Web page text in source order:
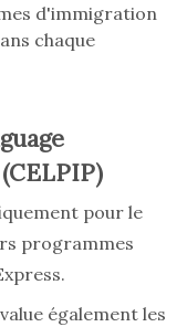
d'immigration
chaque
pour le
programmes
également les